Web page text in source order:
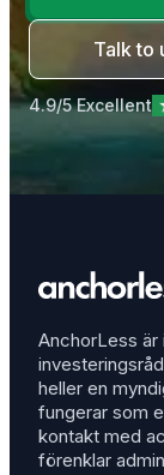
Talk to
4.9/5 Excellent
AnchorLess är
heller en
fungerar som
kontakt med
förenklar